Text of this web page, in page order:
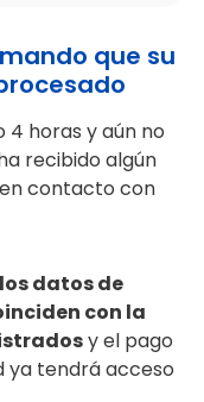
que su
4 horas y aún no
recibido algún
contacto con
datos de
con la
y el pago
tendrá acceso